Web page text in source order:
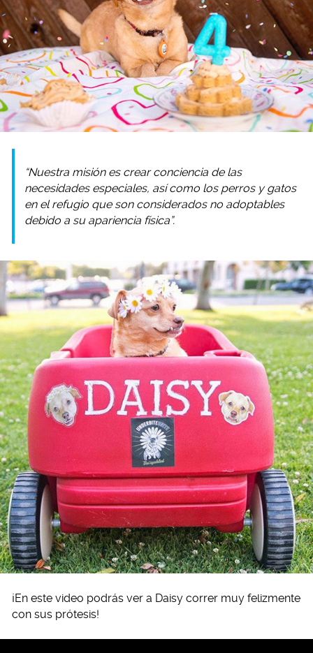
“Nuestra misión es crear conciencia de las
necesidades especiales, así como los perros y gatos
en el refugio que son considerados no adoptables
debido a su apariencia física”.
¡En este video podrás ver a Daisy correr muy felizmente
con sus prótesis!